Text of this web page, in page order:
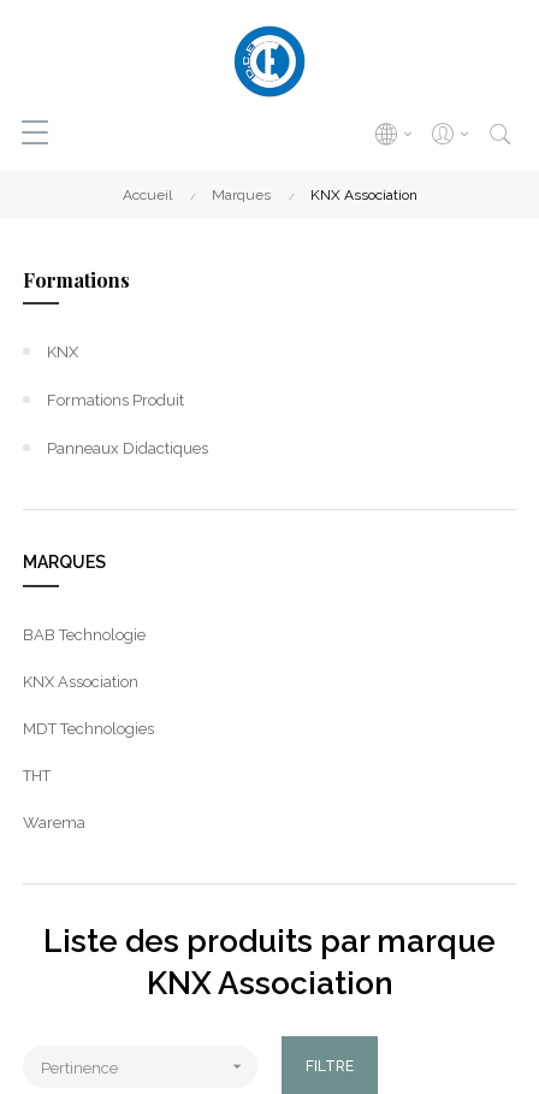
Accueil Marques KNX Association
Formations
KNX
Formations Produit
Panneaux Didactiques
MARQUES
BAB Technologie
KNX Association
MDT Technologies
THT
Warema
Liste des produits par marque
KNX Association
Pertinence  FILTRE